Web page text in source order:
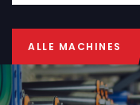
ALLE MACHINES